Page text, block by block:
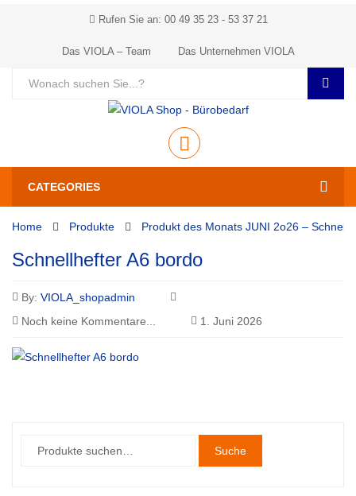
Rufen Sie an: 00 49 35 23 - 53 37 21
Das VIOLA – Team Das Unternehmen VIOLA
CATEGORIES
Home Produkte Produkt des Monats JUNI 2o26 –
Schnellhefter A6 bordo
By: VIOLA_shopadmin
Noch keine Kommentare...
1. Juni 2026
Suche